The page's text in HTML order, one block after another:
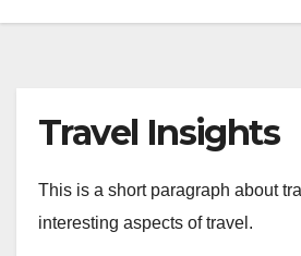
Travel Insights
This is a short paragraph about
interesting aspects of travel.